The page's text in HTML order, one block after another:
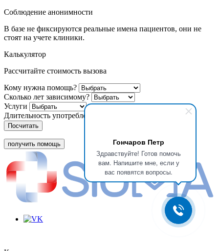
Гончаров Петр
Здравствуйте! Готов помочь
вам. Напишите мне, если у
вас появятся вопросы.
Соблюдение анонимности
В базе не фиксируются реальные имена пациентов, они не
стоят на учете клиники.
Калькулятор
Рассчитайте стоимость вызова
Кому нужна помощь?
Сколько лет зависимому?
Услуги
Длительность употребления
Посчитать
получить помощь